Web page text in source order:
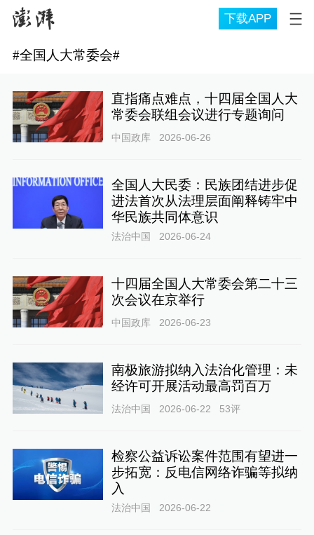
下载APP
#全国人大常委会#
直指痛点难点，十四届全国人大
常委会联组会议进行专题询问
中国政库 2026-06-26
全国人大民委：民族团结进步促
进法首次从法理层面阐释铸牢中
华民族共同体意识
法治中国 2026-06-24
十四届全国人大常委会第二十三
次会议在京举行
中国政库 2026-06-23
南极旅游拟纳入法治化管理：未
经许可开展活动最高罚百万
法治中国 2026-06-22 53评
检察公益诉讼案件范围有望进一
步拓宽：反电信网络诈骗等拟纳
入
法治中国 2026-06-22